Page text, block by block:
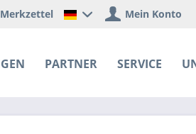
PARTNER SERVICE
Happyware
Merkzettel Mein Konto